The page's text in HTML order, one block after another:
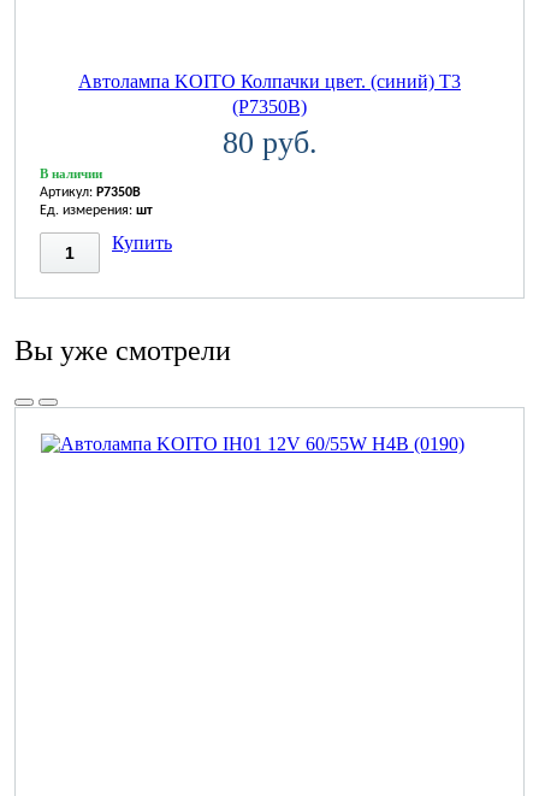
Автолампа KOITO Колпачки цвет. (синий) T3
(P7350B)
80 руб.
В наличии
Артикул: P7350B
Ед. измерения: шт
Купить
Вы уже смотрели